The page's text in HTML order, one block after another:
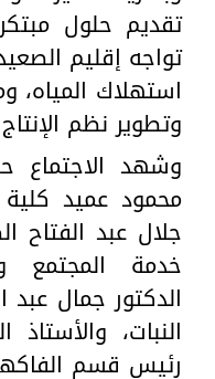
تقديم حلول
تواجه إقليم
استهلاك المياه،
وتطوير نظم
وشهد الاجتماع
محمود عميد كلية
جلال عبد الفتاح
خدمة المجتمع
الدكتور جمال
النبات،
رئيس قسم